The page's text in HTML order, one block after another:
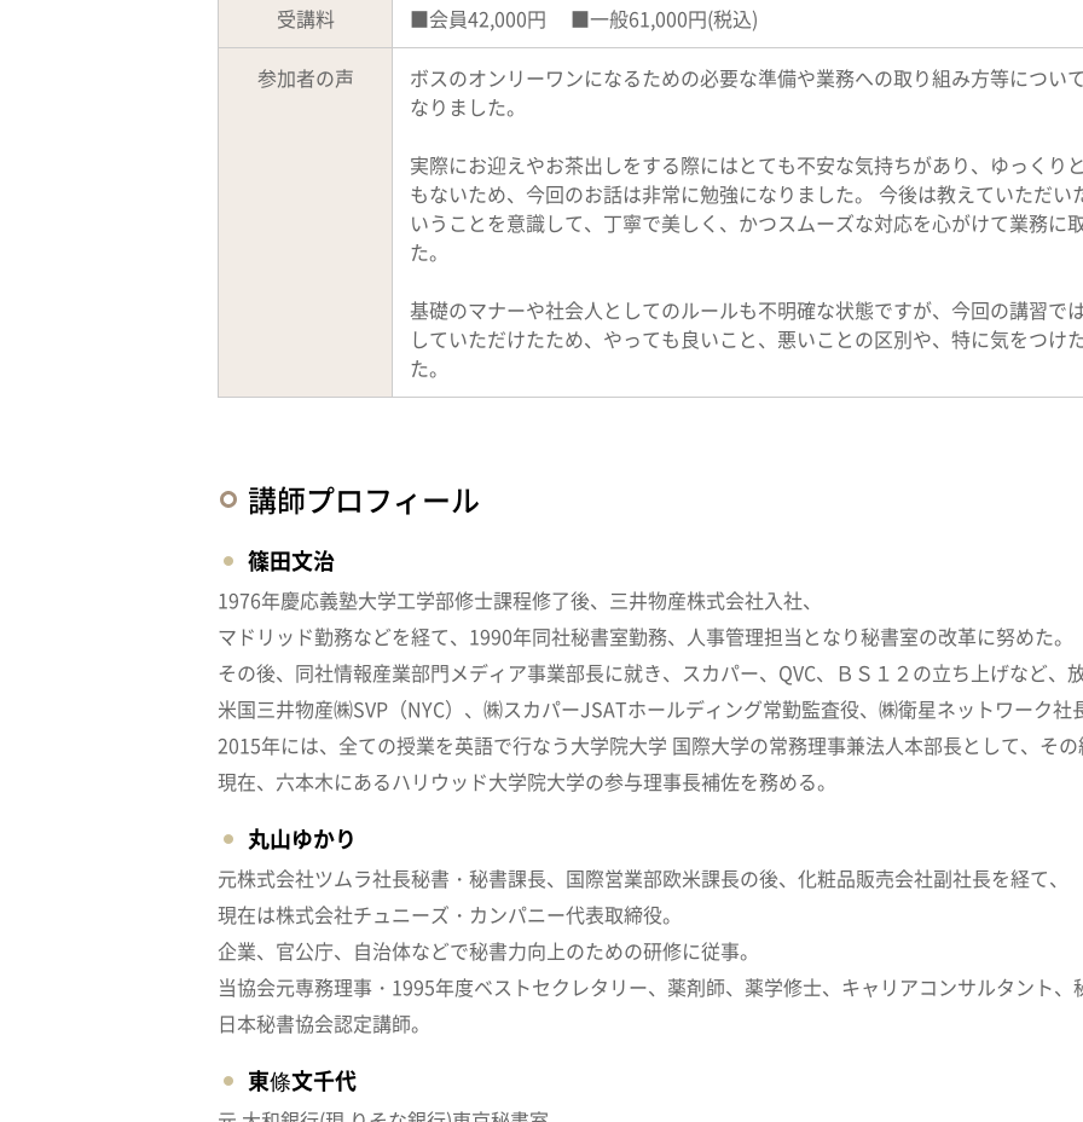
受講料 ■会員42,000円 ■一般61,000円(税込)
参加者の声
ボスのオンリーワンになるための必要な準備や業務への取り組み方等につい
なりました。
実際にお迎えやお茶出しをする際にはとても不安な気持ちがあり、ゆっくり
もないため、今回のお話は非常に勉強になりました。 今後は教えていただい
いうことを意識して、丁寧で美しく、かつスムーズな対応を心がけて業務に
た。
基礎のマナーや社会人としてのルールも不明確な状態ですが、今回の講習で
していただけたため、やっても良いこと、悪いことの区別や、特に気をつけ
た。
講師プロフィール
篠田文治
1976年慶応義塾大学工学部修士課程修了後、三井物産株式会社入社、
マドリッド勤務などを経て、1990年同社秘書室勤務、人事管理担当となり秘書室の改革に努めた。
その後、同社情報産業部門メディア事業部長に就き、スカパー、QVC、ＢＳ１２の立ち上げなど、
米国三井物産㈱SVP（NYC）、㈱スカパーJSATホールディング常勤監査役、㈱衛星ネットワーク社
2015年には、全ての授業を英語で行なう大学院大学 国際大学の常務理事兼法人本部長として、その
現在、六本木にあるハリウッド大学院大学の参与理事長補佐を務める。
丸山ゆかり
元株式会社ツムラ社長秘書・秘書課長、国際営業部欧米課長の後、化粧品販売会社副社長を経て、
現在は株式会社チュニーズ・カンパニー代表取締役。
企業、官公庁、自治体などで秘書力向上のための研修に従事。
当協会元専務理事・1995年度ベストセクレタリー、薬剤師、薬学修士、キャリアコンサルタント、
日本秘書協会認定講師。
東條文千代